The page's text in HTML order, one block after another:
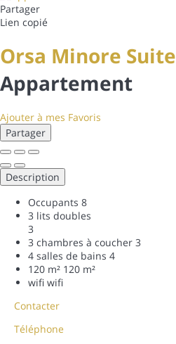
Partager
Lien copié
Orsa Minore Suite
Appartement
Ajouter à mes Favoris
Partager
Description
Occupants 8
3 lits doubles
3
3 chambres à coucher 3
4 salles de bains 4
120 m² 120 m²
wifi wifi
Contacter
Téléphone